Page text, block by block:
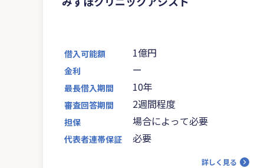
借入可能額 1億円
金利 ー
最長借入期間 10年
審査回答期間 2週間程度
担保 場合によって必要
代表者連帯保証 必要
詳しく見る